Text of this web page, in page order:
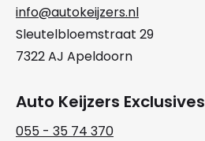
info@autokeijzers.nl
Sleutelbloemstraat 29
7322 AJ Apeldoorn
Auto Keijzers Exclusives
055 - 35 74 370